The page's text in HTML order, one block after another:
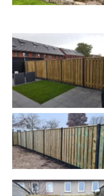
Betonpalen schutting
Hout beton schuttingen